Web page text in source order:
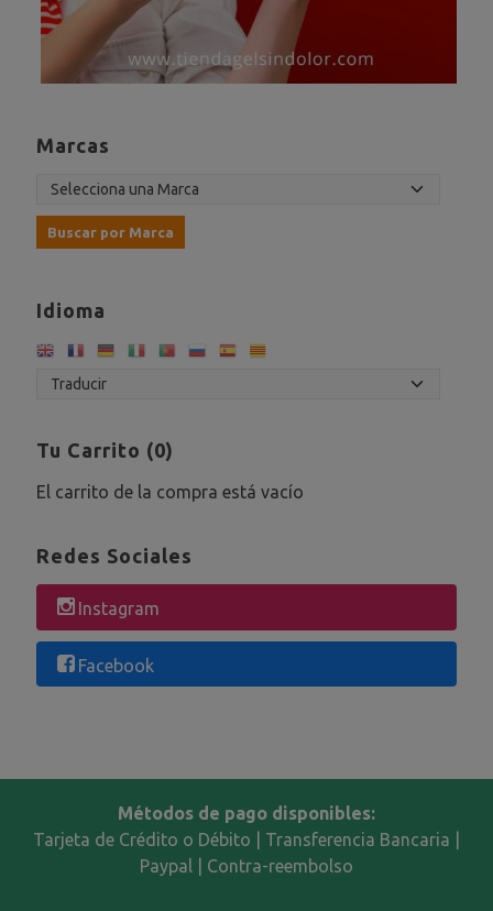
Marcas
Idioma
Tu Carrito (0)
El carrito de la compra está vacío
Redes Sociales
Instagram
Facebook
Métodos de pago disponibles:
Tarjeta de Crédito o Débito | Transferencia Bancaria |
Paypal | Contra-reembolso